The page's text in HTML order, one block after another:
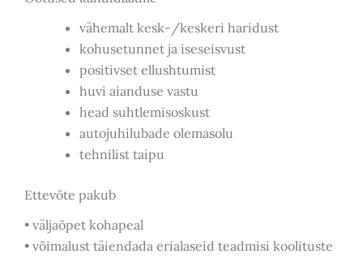
vähemalt kesk-/keskeri haridust
kohusetunnet ja iseseisvust
positivset ellushtumist
huvi aianduse vastu
head suhtlemisoskust
autojuhilubade olemasolu
tehnilist taipu
Ettevõte pakub
• väljaõpet kohapeal
• võimalust täiendada erialaseid teadmisi koolituste